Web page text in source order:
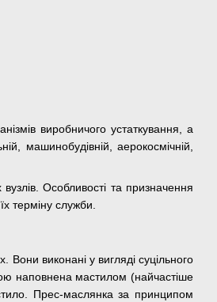
виробничого устаткування, а
машинобудівній, аерокосмічній,
Особливості та призначення
терміну служби.
виконані у вигляді суцільного
наповнена мастилом (найчастіше
Прес-маслянка за принципом